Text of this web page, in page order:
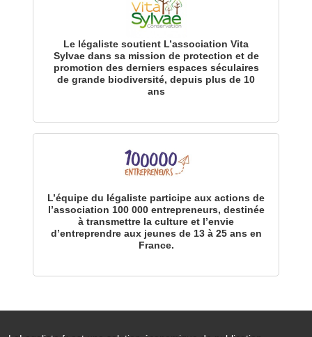
Le légaliste soutient L’association Vita
Sylvae dans sa mission de protection et de
promotion des derniers espaces séculaires
de grande biodiversité, depuis plus de 10
ans
L’équipe du légaliste participe aux actions de
l’association 100 000 entrepreneurs, destinée
à transmettre la culture et l’envie
d’entreprendre aux jeunes de 13 à 25 ans en
France.